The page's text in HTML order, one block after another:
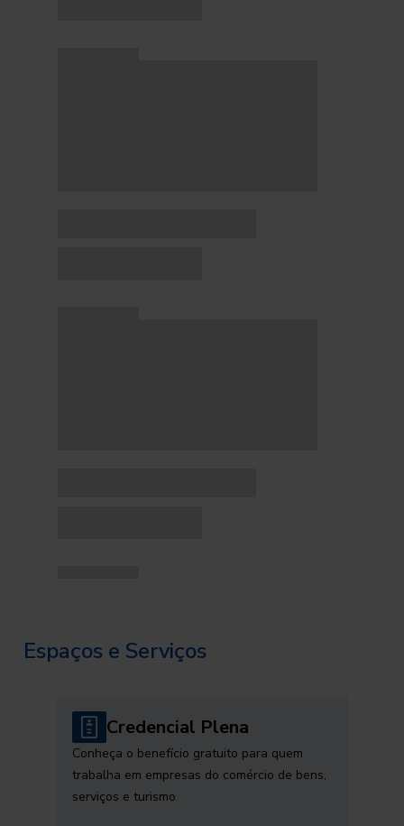
Espaços e Serviços
Credencial Plena
Conheça o benefício gratuito para quem
trabalha em empresas do comércio de bens,
serviços e turismo